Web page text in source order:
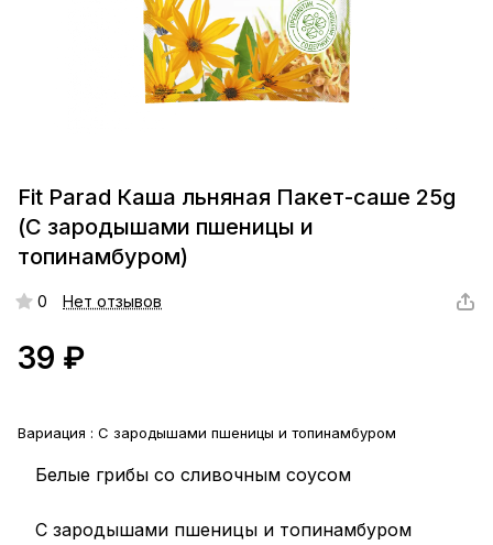
Fit Parad Каша льняная Пакет-саше 25g
(С зародышами пшеницы и
топинамбуром)
0 Нет отзывов
39 ₽
Вариация : С зародышами пшеницы и топинамбуром
Белые грибы со сливочным соусом
С зародышами пшеницы и топинамбуром